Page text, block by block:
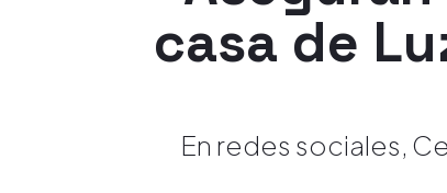
casa de
En redes sociales,